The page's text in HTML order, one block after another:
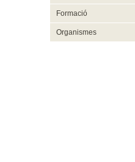
Formació
Organismes